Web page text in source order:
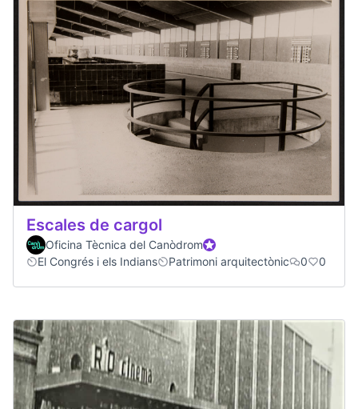
Escales de cargol
Oficina Tècnica del CanòdromOfficial participant
El Congrés i els Indians
Patrimoni arquitectònic 0 0